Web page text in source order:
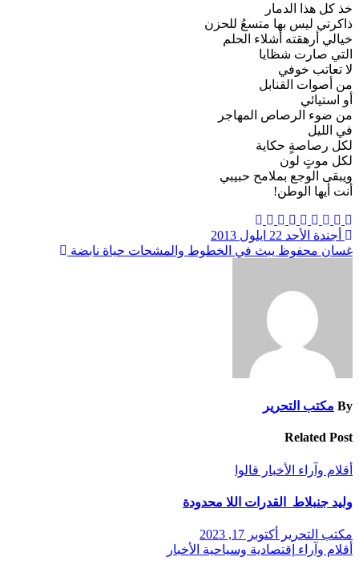
خذ كل هذا الدمار
ذاكرتي ليس بها متسعُ للحزن
خيالي أرهقته أشلاء الحلم
التي صارت شظايا
لا تعاتب خوفي
من أصوات القنابل
أو استيائي
من ضوء الرصاص المهاجر
في الليل
لكل رصاصةٍ حكاية
لكل موتٍ لون
ويبقى الوجع بملامح حبيبي
أنت أيها الوطن!
تصفّح
المقالات
أجندة الأحد 22 ايلول 2013
غسان محفوظ يبث في الخطوط والمشحات حياة نابضة
By مكتب التحرير
Related Post
أقلام وآراء الأخبار قالوا
وليد جنبلاط القدرات اللا محدودة
مكتب التحرير
أكتوبر 17, 2023
أقلام وآراء إقتصادية وسياحية الأخبار